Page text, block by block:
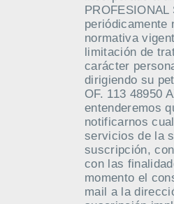
periódicamente
normativa
limitación de
carácter
dirigiendo su
OF. 113 48950
entenderemos
notificarnos
servicios de la
suscripción,
con las
momento el
mail a la